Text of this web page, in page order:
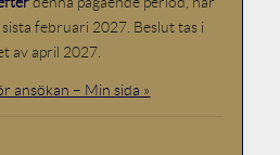
februari 2027. Beslut tas i
av april 2027.
ansökan – Min sida »